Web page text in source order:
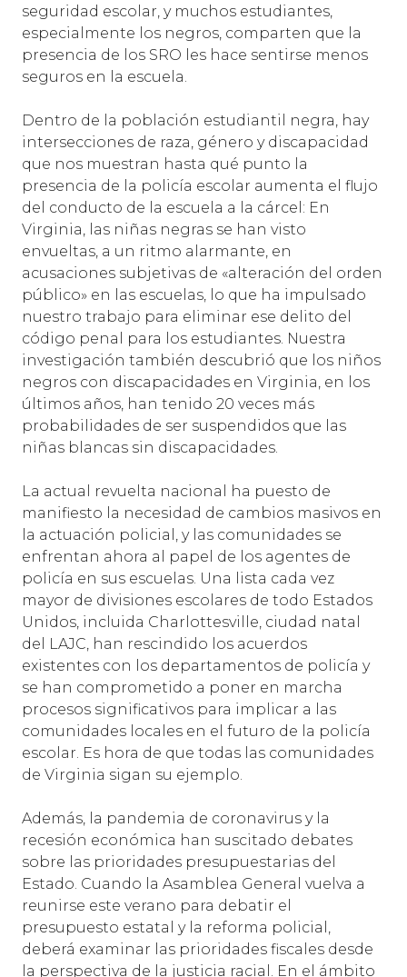
seguridad escolar, y muchos estudiantes,
especialmente los negros, comparten que la
presencia de los SRO les hace sentirse menos
seguros en la escuela.
Dentro de la población estudiantil negra, hay
intersecciones de raza, género y discapacidad
que nos muestran hasta qué punto la
presencia de la policía escolar aumenta el flujo
del conducto de la escuela a la cárcel: En
Virginia, las niñas negras se han visto
envueltas, a un ritmo alarmante, en
acusaciones subjetivas de «alteración del orden
público» en las escuelas, lo que ha impulsado
nuestro trabajo para eliminar ese delito del
código penal para los estudiantes. Nuestra
investigación también descubrió que los niños
negros con discapacidades en Virginia, en los
últimos años, han tenido 20 veces más
probabilidades de ser suspendidos que las
niñas blancas sin discapacidades.
La actual revuelta nacional ha puesto de
manifiesto la necesidad de cambios masivos en
la actuación policial, y las comunidades se
enfrentan ahora al papel de los agentes de
policía en sus escuelas. Una lista cada vez
mayor de divisiones escolares de todo Estados
Unidos, incluida Charlottesville, ciudad natal
del LAJC, han rescindido los acuerdos
existentes con los departamentos de policía y
se han comprometido a poner en marcha
procesos significativos para implicar a las
comunidades locales en el futuro de la policía
escolar. Es hora de que todas las comunidades
de Virginia sigan su ejemplo.
Además, la pandemia de coronavirus y la
recesión económica han suscitado debates
sobre las prioridades presupuestarias del
Estado. Cuando la Asamblea General vuelva a
reunirse este verano para debatir el
presupuesto estatal y la reforma policial,
deberá examinar las prioridades fiscales desde
la perspectiva de la justicia racial. En el ámbito